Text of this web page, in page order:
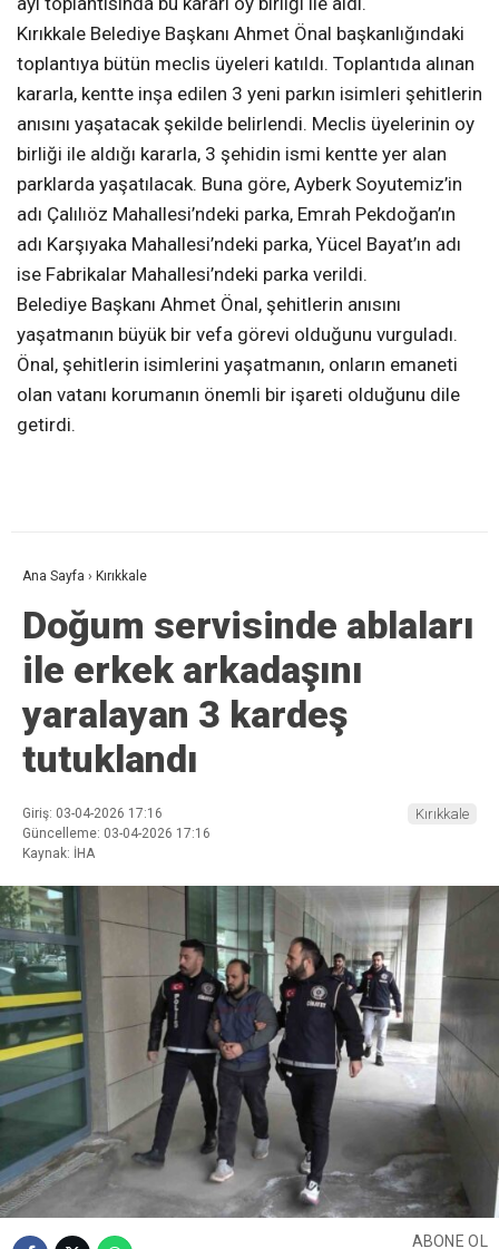
Kırıkkale Belediye Başkanı Ahmet Önal başkanlığındaki
toplantıya bütün meclis üyeleri katıldı. Toplantıda alınan
kararla, kentte inşa edilen 3 yeni parkın isimleri şehitlerin
anısını yaşatacak şekilde belirlendi. Meclis üyelerinin oy
birliği ile aldığı kararla, 3 şehidin ismi kentte yer alan
parklarda yaşatılacak. Buna göre, Ayberk Soyutemiz’in
adı Çalılıöz Mahallesi’ndeki parka, Emrah Pekdoğan’ın
adı Karşıyaka Mahallesi’ndeki parka, Yücel Bayat’ın adı
ise Fabrikalar Mahallesi’ndeki parka verildi.
Belediye Başkanı Ahmet Önal, şehitlerin anısını
yaşatmanın büyük bir vefa görevi olduğunu vurguladı.
Önal, şehitlerin isimlerini yaşatmanın, onların emaneti
olan vatanı korumanın önemli bir işareti olduğunu dile
getirdi.
Ana Sayfa › Kırıkkale
Doğum servisinde ablaları
ile erkek arkadaşını
yaralayan 3 kardeş
tutuklandı
Giriş: 03-04-2026 17:16
Güncelleme: 03-04-2026 17:16
Kaynak: İHA
Kırıkkale
ABONE OL